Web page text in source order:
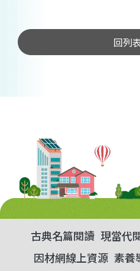
回列
古典名篇閱讀 現當代
因材網線上資源 素養